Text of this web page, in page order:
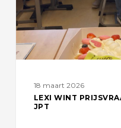
JPT
18 maart 2026
LEXI WINT
JPT